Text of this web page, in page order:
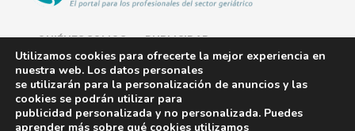
QUIÉNES SOMOS PUBLICIDAD
AVISO LEGAL
POLÍTICA DE COOKIES
Utilizamos cookies para ofrecerte la mejor experiencia en
nuestra web. Los datos personales
se utilizarán para la personalización de anuncios y las
cookies se podrán utilizar para
publicidad personalizada y no personalizada. Puedes
aprender más sobre qué cookies utilizamos